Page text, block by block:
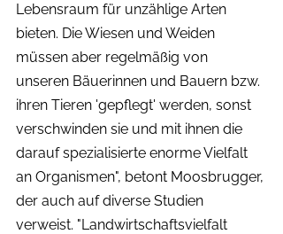
Lebensraum für unzählige Arten
bieten. Die Wiesen und Weiden
müssen aber regelmäßig von
unseren Bäuerinnen und Bauern bzw.
ihren Tieren 'gepflegt' werden, sonst
verschwinden sie und mit ihnen die
darauf spezialisierte enorme Vielfalt
an Organismen", betont Moosbrugger,
der auch auf diverse Studien
verweist. "Landwirtschaftsvielfalt